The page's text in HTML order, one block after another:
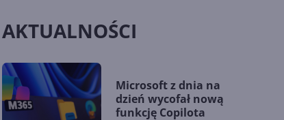
AKTUALNOŚCI
Microsoft z dnia na
dzień wycofał nową
funkcję Copilota